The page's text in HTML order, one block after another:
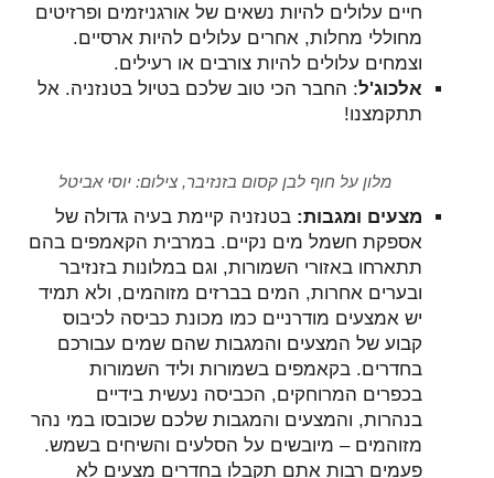
חיים עלולים להיות נשאים של אורגניזמים ופרזיטים
מחוללי מחלות, אחרים עלולים להיות ארסיים.
וצמחים עלולים להיות צורבים או רעילים.
אלכוג'ל: החבר הכי טוב שלכם בטיול בטנזניה. אל
תתקמצנו!
מלון על חוף לבן קסום בזנזיבר, צילום: יוסי אביטל
מצעים ומגבות: בטנזניה קיימת בעיה גדולה של
אספקת חשמל מים נקיים. במרבית הקאמפים בהם
תתארחו באזורי השמורות, וגם במלונות בזנזיבר
ובערים אחרות, המים בברזים מזוהמים, ולא תמיד
יש אמצעים מודרניים כמו מכונת כביסה לכיבוס
קבוע של המצעים והמגבות שהם שמים עבורכם
בחדרים. בקאמפים בשמורות וליד השמורות
בכפרים המרוחקים, הכביסה נעשית בידיים
בנהרות, והמצעים והמגבות שלכם שכובסו במי נהר
מזוהמים – מיובשים על הסלעים והשיחים בשמש.
פעמים רבות אתם תקבלו בחדרים מצעים לא